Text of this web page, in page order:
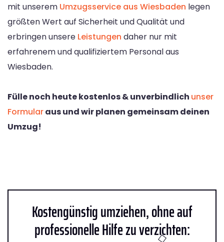
mit unserem Umzugsservice aus Wiesbaden legen
größten Wert auf Sicherheit und Qualität und
erbringen unsere Leistungen daher nur mit
erfahrenem und qualifiziertem Personal aus
Wiesbaden.
Fülle noch heute kostenlos & unverbindlich unser
Formularaus und wir planen gemeinsam deinen
Umzug!
Kostengünstig umziehen, ohne auf
professionelle Hilfe zu verzichten: